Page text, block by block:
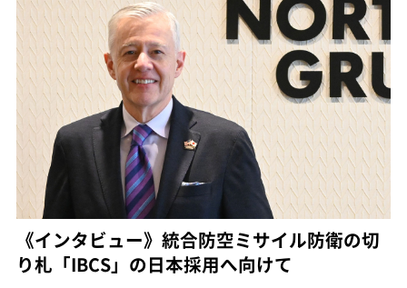
《インタビュー》統合防空ミサイル防衛の切
り札「IBCS」の日本採用へ向けて